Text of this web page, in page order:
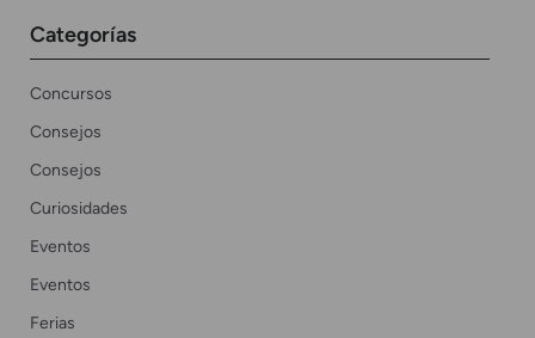
Categorías
Concursos
Consejos
Consejos
Curiosidades
Eventos
Eventos
Ferias